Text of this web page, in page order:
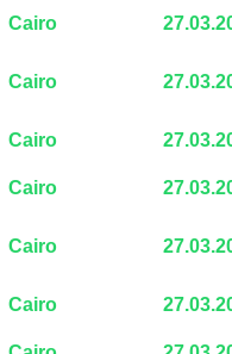
Cairo
Cairo
Cairo
Cairo
Cairo
Cairo